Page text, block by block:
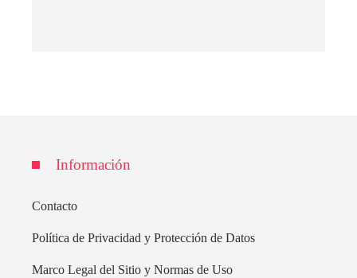
Información
Contacto
Política de Privacidad y Protección de Datos
Marco Legal del Sitio y Normas de Uso